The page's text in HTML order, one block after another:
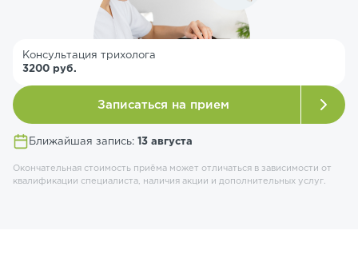
Ближайшая запись: 13 августа
Консультация трихолога
3200 руб.
Записаться на прием
Окончательная стоимость приёма может отличаться в зависимости от
квалификации специалиста, наличия акции и дополнительных услуг.